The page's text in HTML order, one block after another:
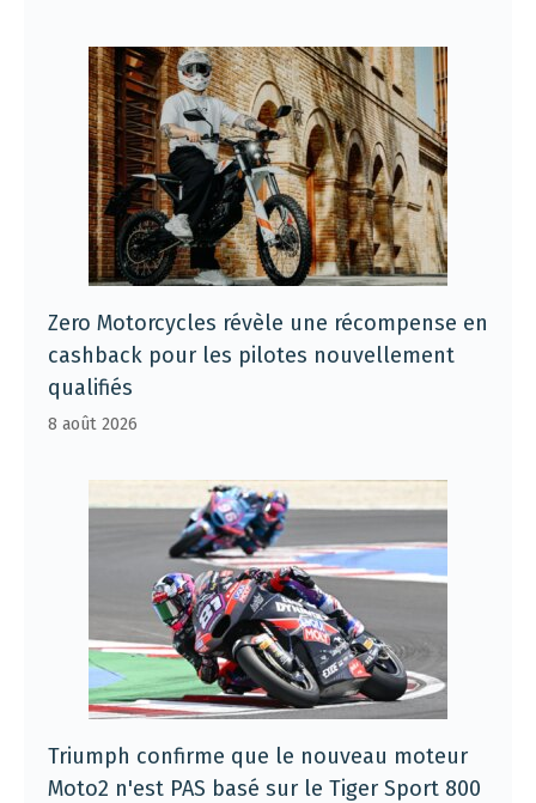
Zero Motorcycles révèle une récompense en
cashback pour les pilotes nouvellement
qualifiés
8 août 2026
Triumph confirme que le nouveau moteur
Moto2 n'est PAS basé sur le Tiger Sport 800